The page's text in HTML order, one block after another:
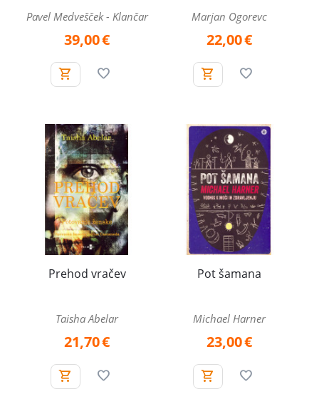
Pavel Medvešček - Klančar
39,00€
Marjan Ogorevc
22,00€
Prehod vračev
Taisha Abelar
21,70€
Pot šamana
Michael Harner
23,00€